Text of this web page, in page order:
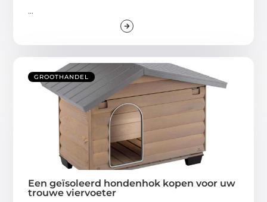
...
GROOTHANDEL
Een geïsoleerd hondenhok kopen voor uw
trouwe viervoeter